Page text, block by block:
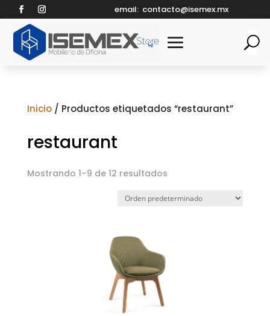
email: contacto@isemex.mx
Inicio/ Productos etiquetados “restaurant”
restaurant
Mostrando 1–9 de 12 resultados